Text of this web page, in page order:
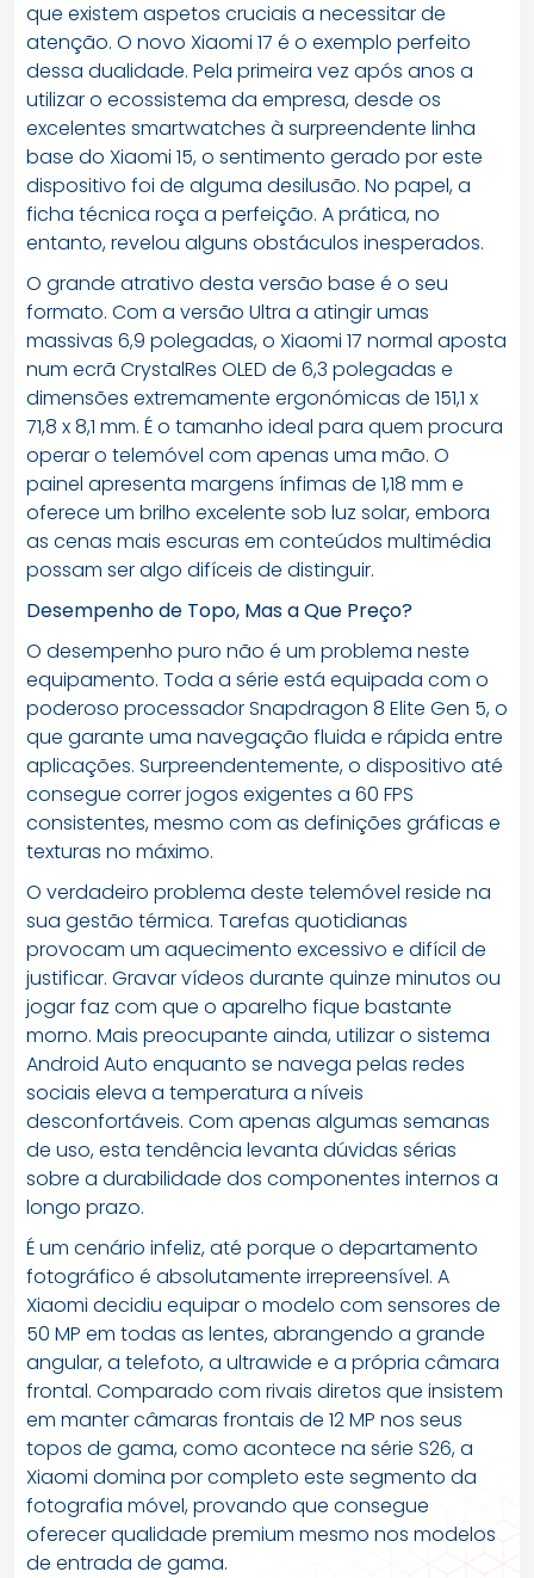
que existem aspetos cruciais a necessitar de
atenção. O novo Xiaomi 17 é o exemplo perfeito
dessa dualidade. Pela primeira vez após anos a
utilizar o ecossistema da empresa, desde os
excelentes smartwatches à surpreendente linha
base do Xiaomi 15, o sentimento gerado por este
dispositivo foi de alguma desilusão. No papel, a
ficha técnica roça a perfeição. A prática, no
entanto, revelou alguns obstáculos inesperados.
O grande atrativo desta versão base é o seu
formato. Com a versão Ultra a atingir umas
massivas 6,9 polegadas, o Xiaomi 17 normal aposta
num ecrã CrystalRes OLED de 6,3 polegadas e
dimensões extremamente ergonómicas de 151,1 x
71,8 x 8,1 mm. É o tamanho ideal para quem procura
operar o telemóvel com apenas uma mão. O
painel apresenta margens ínfimas de 1,18 mm e
oferece um brilho excelente sob luz solar, embora
as cenas mais escuras em conteúdos multimédia
possam ser algo difíceis de distinguir.
Desempenho de Topo, Mas a Que Preço?
O desempenho puro não é um problema neste
equipamento. Toda a série está equipada com o
poderoso processador Snapdragon 8 Elite Gen 5, o
que garante uma navegação fluida e rápida entre
aplicações. Surpreendentemente, o dispositivo até
consegue correr jogos exigentes a 60 FPS
consistentes, mesmo com as definições gráficas e
texturas no máximo.
O verdadeiro problema deste telemóvel reside na
sua gestão térmica. Tarefas quotidianas
provocam um aquecimento excessivo e difícil de
justificar. Gravar vídeos durante quinze minutos ou
jogar faz com que o aparelho fique bastante
morno. Mais preocupante ainda, utilizar o sistema
Android Auto enquanto se navega pelas redes
sociais eleva a temperatura a níveis
desconfortáveis. Com apenas algumas semanas
de uso, esta tendência levanta dúvidas sérias
sobre a durabilidade dos componentes internos a
longo prazo.
É um cenário infeliz, até porque o departamento
fotográfico é absolutamente irrepreensível. A
Xiaomi decidiu equipar o modelo com sensores de
50 MP em todas as lentes, abrangendo a grande
angular, a telefoto, a ultrawide e a própria câmara
frontal. Comparado com rivais diretos que insistem
em manter câmaras frontais de 12 MP nos seus
topos de gama, como acontece na série S26, a
Xiaomi domina por completo este segmento da
fotografia móvel, provando que consegue
oferecer qualidade premium mesmo nos modelos
de entrada de gama.